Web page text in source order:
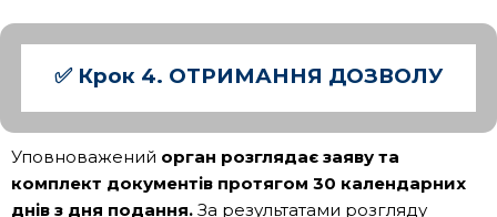
✅ Крок 4. ОТРИМАННЯ ДОЗВОЛУ
Уповноважений орган розглядає заяву та
комплект документів протягом 30 календарних
днів з дня подання. За результатами розгляду